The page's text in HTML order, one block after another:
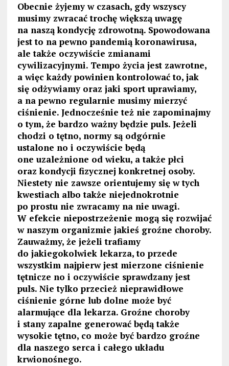
Obecnie żyjemy w czasach, gdy wszyscy
musimy zwracać trochę większą uwagę
na naszą kondycję zdrowotną. Spowodowana
jest to na pewno pandemią koronawirusa,
ale także oczywiście zmianami
cywilizacyjnymi. Tempo życia jest zawrotne,
a więc każdy powinien kontrolować to, jak
się odżywiamy oraz jaki sport uprawiamy,
a na pewno regularnie musimy mierzyć
ciśnienie. Jednocześnie też nie zapominajmy
o tym, że bardzo ważny będzie puls. Jeżeli
chodzi o tętno, normy są odgórnie
ustalone no i oczywiście będą
one uzależnione od wieku, a także płci
oraz kondycji fizycznej konkretnej osoby.
Niestety nie zawsze orientujemy się w tych
kwestiach albo także niejednokrotnie
po prostu nie zwracamy na nie uwagi.
W efekcie niepostrzeżenie mogą się rozwijać
w naszym organizmie jakieś groźne choroby.
Zauważmy, że jeżeli trafiamy
do jakiegokolwiek lekarza, to przede
wszystkim najpierw jest mierzone ciśnienie
tętnicze no i oczywiście sprawdzany jest
puls. Nie tylko przecież nieprawidłowe
ciśnienie górne lub dolne może być
alarmujące dla lekarza. Groźne choroby
i stany zapalne generować będą także
wysokie tętno, co może być bardzo groźne
dla naszego serca i całego układu
krwionośnego.